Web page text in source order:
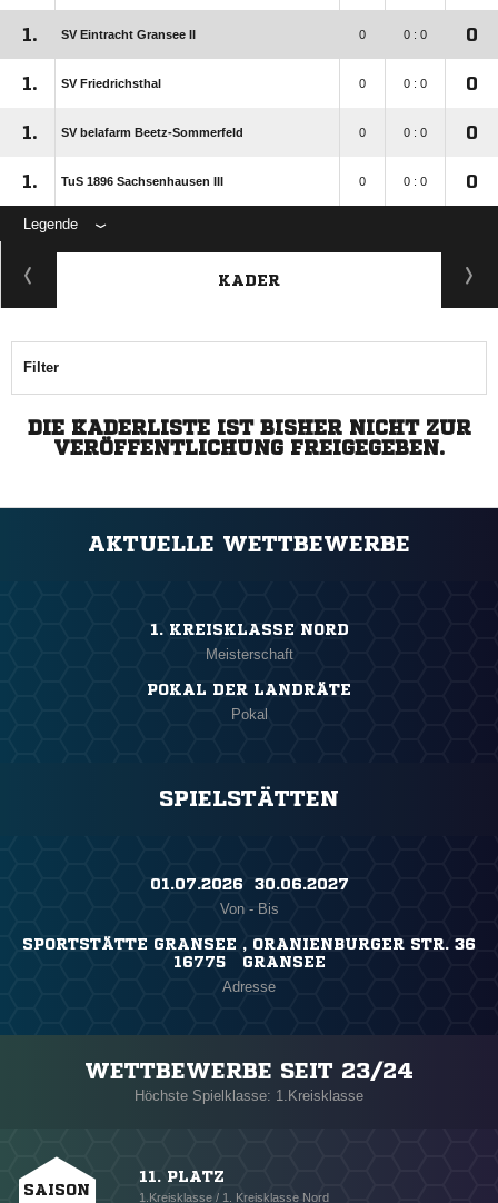
1. SV Eintracht Gransee II 0 0 : 0 0
1. SV Friedrichsthal 0 0 : 0 0
1. SV belafarm Beetz-Sommerfeld 0 0 : 0 0
1. TuS 1896 Sachsenhausen III 0 0 : 0 0
Legende
KADER
Filter
DIE KADERLISTE IST BISHER NICHT ZUR
VERÖFFENTLICHUNG FREIGEGEBEN.
AKTUELLE WETTBEWERBE
1. KREISKLASSE NORD
Meisterschaft
POKAL DER LANDRÄTE
Pokal
SPIELSTÄTTEN
01.07.2026 ​ 30.06.2027
Von - Bis
SPORTSTÄTTE GRANSEE , ORANIENBURGER STR. 36
16775 GRANSEE
Adresse
WETTBEWERBE SEIT 23/24
Höchste Spielklasse: 1.Kreisklasse
SAISON
11. PLATZ
1.Kreisklasse / 1. Kreisklasse Nord